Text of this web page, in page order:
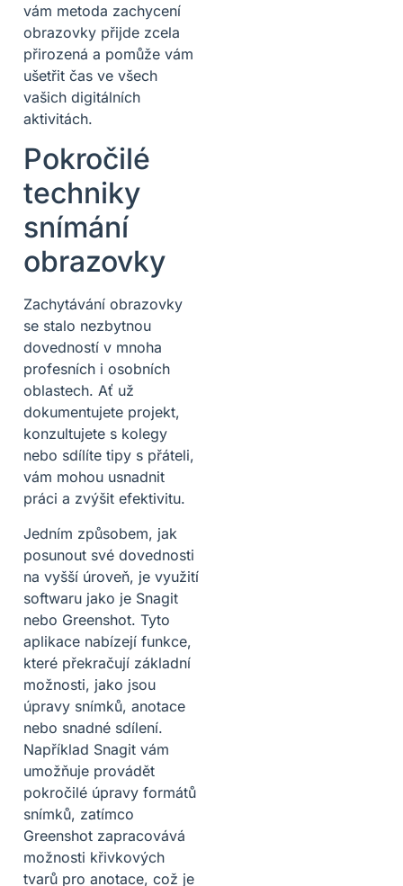
vám metoda zachycení
obrazovky přijde zcela
přirozená a pomůže vám
ušetřit čas ve všech
vašich digitálních
aktivitách.
Pokročilé
techniky
snímání
obrazovky
Zachytávání obrazovky
se stalo nezbytnou
dovedností v mnoha
profesních i osobních
oblastech. Ať už
dokumentujete projekt,
konzultujete s kolegy
nebo sdílíte tipy s přáteli,
vám mohou usnadnit
práci a zvýšit efektivitu.
Jedním způsobem, jak
posunout své dovednosti
na vyšší úroveň, je využití
softwaru jako je Snagit
nebo Greenshot. Tyto
aplikace nabízejí funkce,
které překračují základní
možnosti, jako jsou
úpravy snímků, anotace
nebo snadné sdílení.
Například Snagit vám
umožňuje provádět
pokročilé úpravy formátů
snímků, zatímco
Greenshot zapracovává
možnosti křivkových
tvarů pro anotace, což je